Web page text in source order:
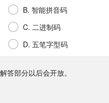
B. 智能拼音码
C. 二进制码
D. 五笔字型码
解答部分以后会开放。